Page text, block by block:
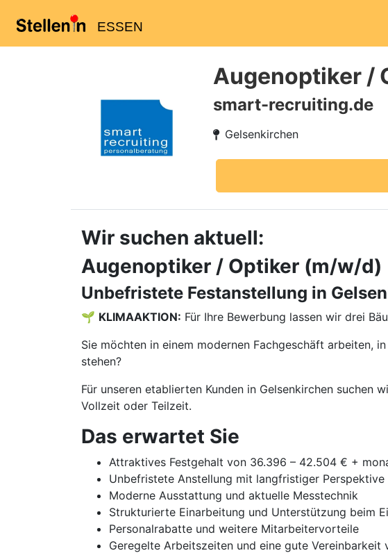
ESSEN
Augenoptiker /
smart-recruiting.de
Gelsenkirchen
Wir suchen aktuell:
Augenoptiker / Optiker (m/w/d)
Unbefristete Festanstellung in
🌱 KLIMAAKTION: Für Ihre Bewerbung lassen wir drei
Sie möchten in einem modernen Fachgeschäft arbeiten,
stehen?
Für unseren etablierten Kunden in Gelsenkirchen
Vollzeit oder Teilzeit.
Das erwartet Sie
Attraktives Festgehalt von 36.396 – 42.504 € +
Unbefristete Anstellung mit langfristiger Perspektive
Moderne Ausstattung und aktuelle Messtechnik
Strukturierte Einarbeitung und Unterstützung beim
Personalrabatte und weitere Mitarbeitervorteile
Geregelte Arbeitszeiten und eine gute Vereinbarkeit